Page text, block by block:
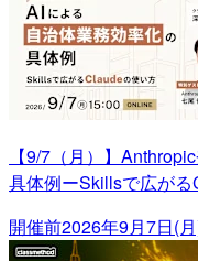
【9/7（月）】
具体例ーSkillsで広が
開催前2026年9月7日(